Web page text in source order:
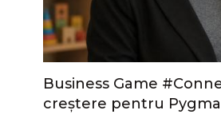
Business Game
creștere pentru